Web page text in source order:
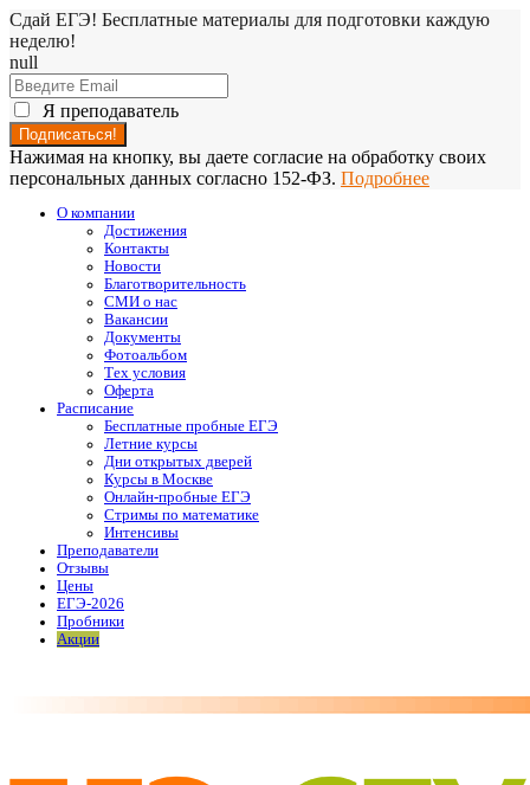
Сдай ЕГЭ! Бесплатные материалы для подготовки каждую
неделю!
null
Я преподаватель
Нажимая на кнопку, вы даете согласие на обработку своих
персональных данных согласно 152-ФЗ. Подробнее
О компании
Достижения
Контакты
Новости
Благотворительность
СМИ о нас
Вакансии
Документы
Фотоальбом
Тех условия
Оферта
Расписание
Бесплатные пробные ЕГЭ
Летние курсы
Дни открытых дверей
Курсы в Москве
Онлайн-пробные ЕГЭ
Стримы по математике
Интенсивы
Преподаватели
Отзывы
Цены
ЕГЭ-2026
Пробники
Акции